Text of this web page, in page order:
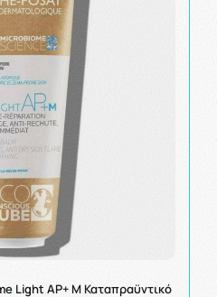
Light AP+ M Καταπραϋντικό